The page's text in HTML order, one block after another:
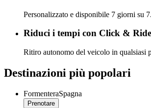
Personalizzato e disponibile 7 giorni su 7.
Riduci i tempi con Click & Ride
Ritiro autonomo del veicolo in qualsiasi
Destinazioni più popolari
FormenteraSpagna
Prenotare